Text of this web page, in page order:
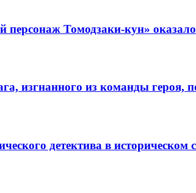
Томодзаки-кун»
изгнанного из команды
детектива в историческом